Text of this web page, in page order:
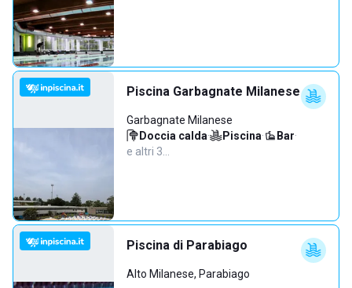
Piscina Garbagnate Milanese
Garbagnate Milanese
Doccia calda· Piscina· Bar·
e altri 3…
Piscina di Parabiago
Alto Milanese, Parabiago